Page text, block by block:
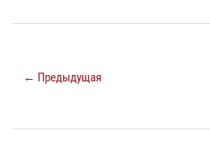
← Предыдущая